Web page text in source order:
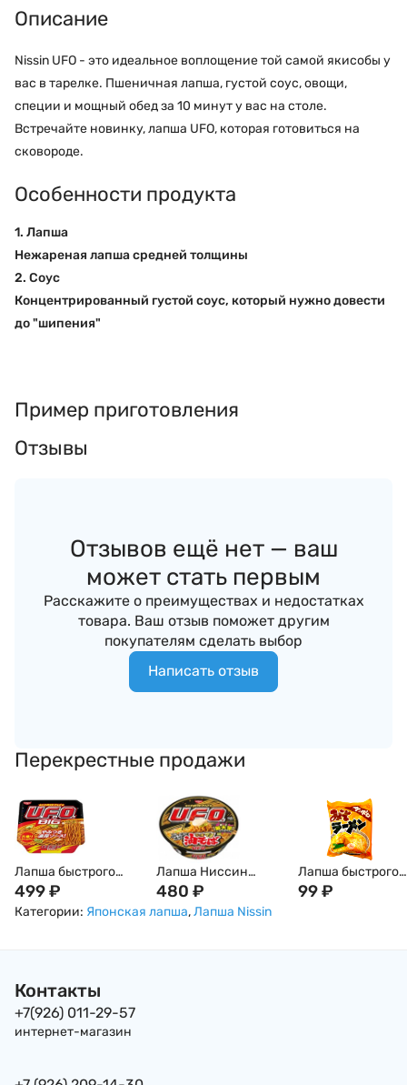
Описание
Nissin UFO - это идеальное воплощение той самой якисобы у
вас в тарелке. Пшеничная лапша, густой соус, овощи,
специи и мощный обед за 10 минут у вас на столе.
Встречайте новинку, лапша UFO, которая готовиться на
сковороде.
Особенности продукта
1. Лапша
Нежареная лапша средней толщины
2. Соус
Концентрированный густой соус, который нужно довести
до "шипения"
Пример приготовления
Отзывы
Отзывов ещё нет — ваш
может стать первым
Расскажите о преимуществах и недостатках
товара. Ваш отзыв поможет другим
покупателям сделать выбор
Написать отзыв
Перекрестные продажи
Лапша быстрого
приготовления
Nissin: UFO Big
Якисоба, Япония,
499₽
Лапша Ниссин
Nissin быстрого
приготовления НЛО
480 ₽
Лапша быстрого
приготовления
99₽
Категории: Японская лапша,Лапша Nissin
Контакты
+7(926) 011-29-57
интернет-магазин